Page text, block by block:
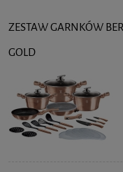
ZESTAW GARNKÓW
GOLD